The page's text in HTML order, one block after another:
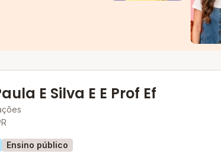
E Silva E E Prof Ef
Ensino público